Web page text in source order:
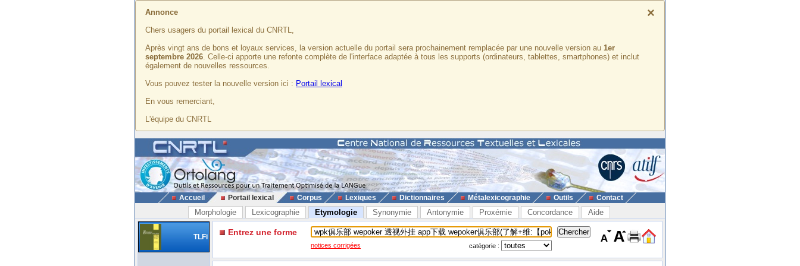
×
Annonce
Chers usagers du portail lexical du CNRTL,
Après vingt ans de bons et loyaux services, la version actuelle du portail sera prochainement remplacée par une nouvelle version au 1er
septembre 2026. Celle-ci apporte une refonte complète de l'interface adaptée à tous les supports (ordinateurs, tablettes, smartphones) et inclut
également de nouvelles ressources.
Vous pouvez tester la nouvelle version ici : Portail lexical
En vous remerciant,
L'équipe du CNRTL
Accueil Portail lexical Corpus Lexiques Dictionnaires Métalexicographie Outils Contact
Morphologie Lexicographie Etymologie Synonymie Antonymie Proxémie Concordance Aide
TLFi Entrez une forme
notices corrigées catégorie :